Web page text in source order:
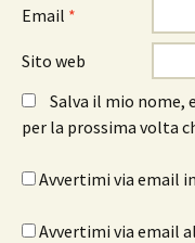
Email *
Sito web
Salva il mio nome,
per la prossima volta
Avvertimi via email
Avvertimi via email